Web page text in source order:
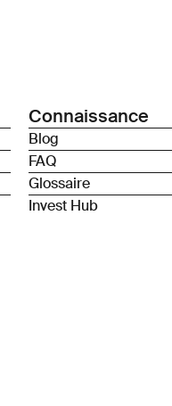
Connaissance
Blog
FAQ
Glossaire
Invest Hub